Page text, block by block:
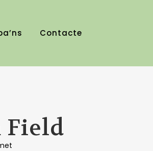
Contacte
Field